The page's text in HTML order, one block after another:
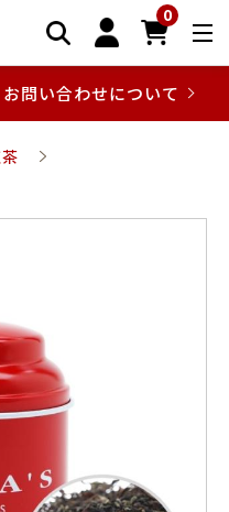
0
問い合わせについて